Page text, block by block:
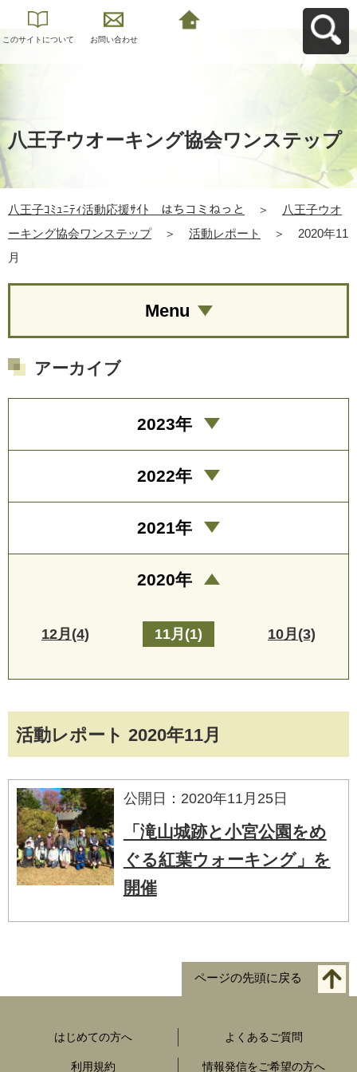
このサイトについて お問い合わせ
八王子ウオーキング協会ワンステップ
八王子ｺﾐｭﾆﾃｨ活動応援ｻｲﾄ はちコミねっと ＞
八王子ウオ
ーキング協会ワンステップ
＞ 活動レポート ＞
2020年11
月
活動レポート 2020年11月
公開日：2020年11月25日
「滝山城跡と小宮公園をめ
ぐる紅葉ウォーキング」を
開催
Menu
アーカイブ
2023年
2022年
2021年
2020年
12月(4) 11月(1) 10月(3)
ページの先頭に戻る
はじめての方へ よくあるご質問
利用規約 情報発信をご希望の方へ